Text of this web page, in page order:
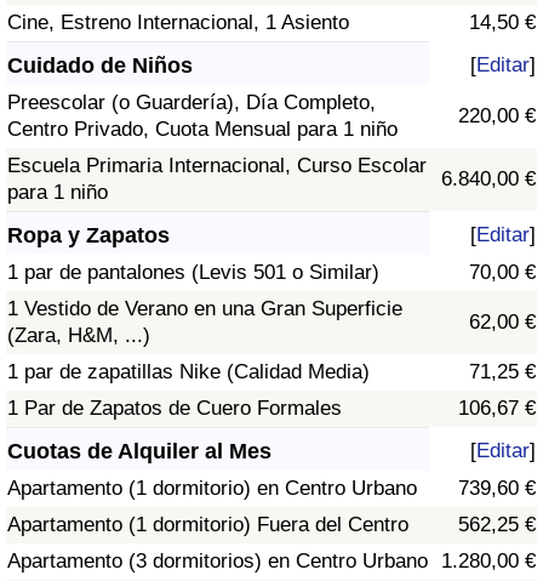
Cine, Estreno Internacional, 1 Asiento 14,50 €
Cuidado de Niños [Editar]
Preescolar (o Guardería), Día Completo,
Centro Privado, Cuota Mensual para 1 niño
220,00 €
Escuela Primaria Internacional, Curso Escolar
para 1 niño
6.840,00 €
Ropa y Zapatos [Editar]
1 par de pantalones (Levis 501 o Similar)
70,00 €
1 Vestido de Verano en una Gran Superficie
(Zara, H&M, ...)
62,00 €
1 par de zapatillas Nike (Calidad Media)
71,25 €
1 Par de Zapatos de Cuero Formales
106,67 €
Cuotas de Alquiler al Mes [Editar]
Apartamento (1 dormitorio) en Centro Urbano
739,60 €
Apartamento (1 dormitorio) Fuera del Centro
562,25 €
Apartamento (3 dormitorios) en Centro Urbano
1.280,00 €